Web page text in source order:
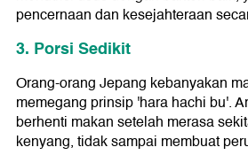
pencernaan dan kesejahteraan
3. Porsi Sedikit
Orang-orang Jepang kebanyakan
memegang prinsip 'hara hachi bu'.
berhenti makan setelah merasa
kenyang, tidak sampai membuat